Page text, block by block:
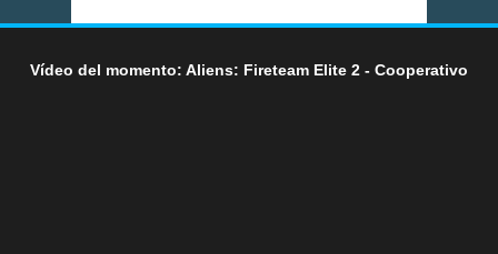
Vídeo del momento: Aliens: Fireteam Elite 2 - Cooperativo